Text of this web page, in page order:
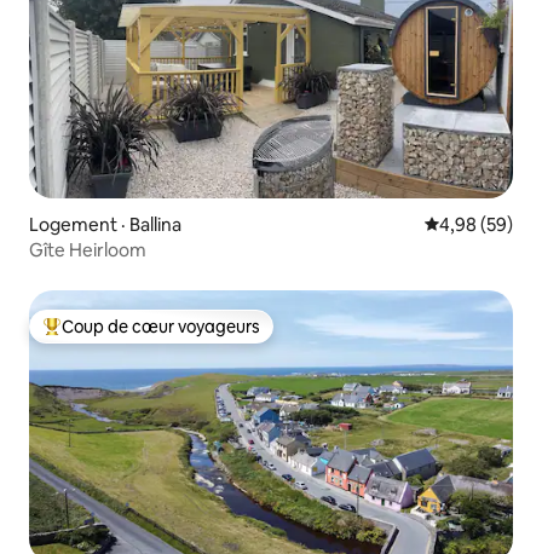
Logement · Ballina Note
4,98 (59)
Gîte Heirloom
Coup de cœur voyageurs parmi les plus aimés
Coup de cœur voyageurs